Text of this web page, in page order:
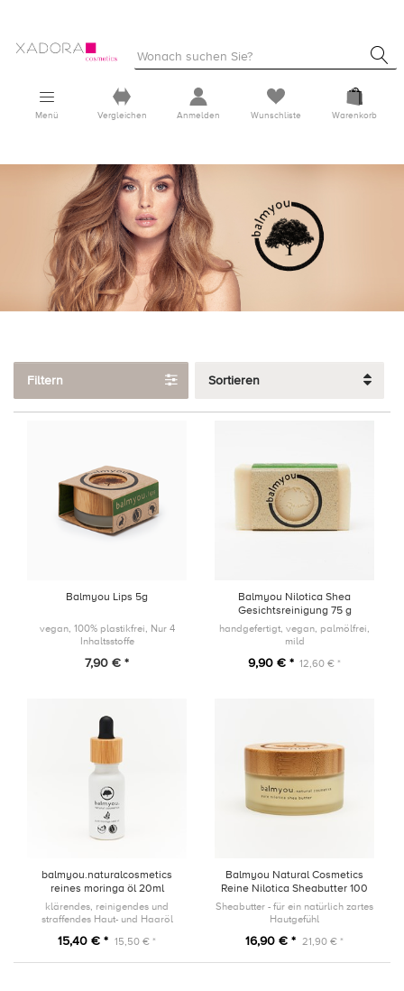
Menü Vergleichen Anmelden Wunschliste Warenkorb
Filtern Sortieren
Balmyou Lips 5g
vegan, 100% plastikfrei, Nur 4
Inhaltsstoffe
7,90 € *
Balmyou Nilotica Shea
Gesichtsreinigung 75 g
handgefertigt, vegan, palmölfrei,
mild
9,90 € * 12,60 € *
balmyou.naturalcosmetics
reines moringa öl 20ml
klärendes, reinigendes und
straffendes Haut- und Haaröl
15,40 € * 15,50 € *
Balmyou Natural Cosmetics
Reine Nilotica Sheabutter 100
ml
Sheabutter - für ein natürlich zartes
Hautgefühl
16,90 € * 21,90 € *